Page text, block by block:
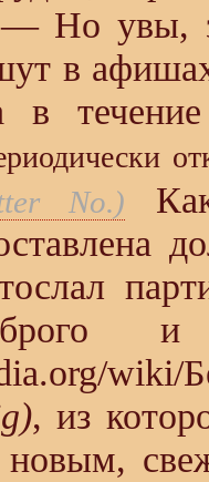
Но увы,
в
в
No.)
и
, из